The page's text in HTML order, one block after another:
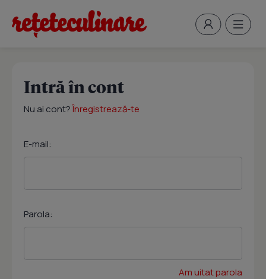
Intră în cont
Nu ai cont?Înregistrează-te
E-mail:
Parola:
Am uitat parola